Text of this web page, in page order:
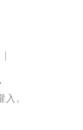
｜
。